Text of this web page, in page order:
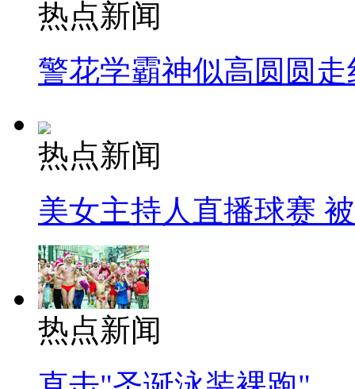
热点新闻
警花学霸神似高圆圆走
热点新闻
美女主持人直播球赛
热点新闻